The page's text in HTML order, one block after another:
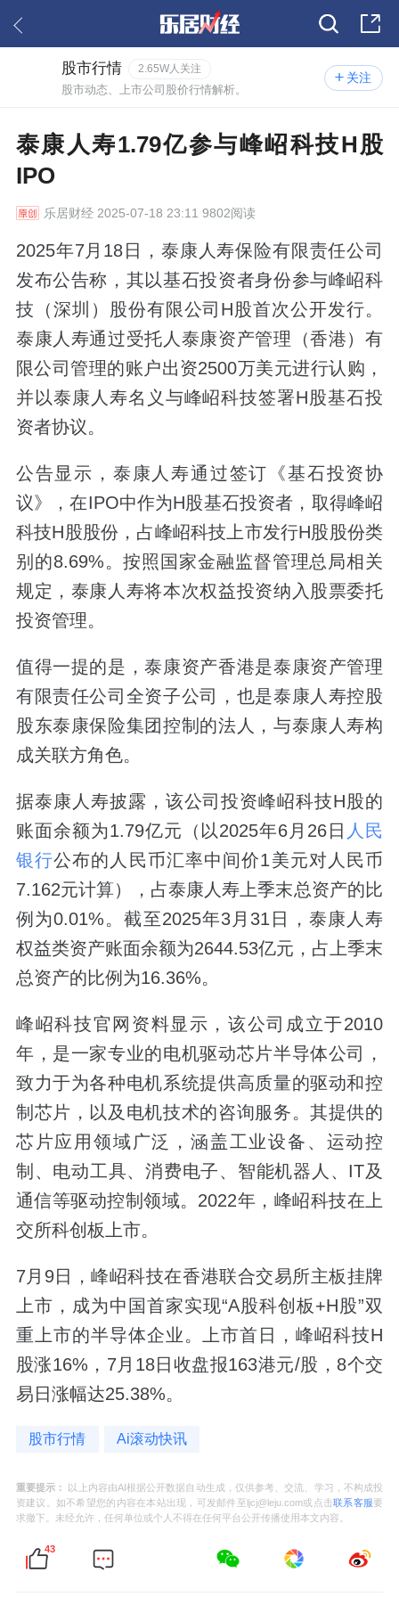
关注
股市行情 2.65W人关注
股市动态、上市公司股价行情解析。
泰康人寿1.79亿参与峰岹科技H股
IPO
乐居财经2025-07-18 23:11 9802阅读
2025年7月18日，泰康人寿保险有限责任公司
发布公告称，其以基石投资者身份参与峰岹科
技（深圳）股份有限公司H股首次公开发行。
泰康人寿通过受托人泰康资产管理（香港）有
限公司管理的账户出资2500万美元进行认购，
并以泰康人寿名义与峰岹科技签署H股基石投
资者协议。
公告显示，泰康人寿通过签订《基石投资协
议》，在IPO中作为H股基石投资者，取得峰岹
科技H股股份，占峰岹科技上市发行H股股份类
别的8.69%。按照国家金融监督管理总局相关
规定，泰康人寿将本次权益投资纳入股票委托
投资管理。
值得一提的是，泰康资产香港是泰康资产管理
有限责任公司全资子公司，也是泰康人寿控股
股东泰康保险集团控制的法人，与泰康人寿构
成关联方角色。
据泰康人寿披露，该公司投资峰岹科技H股的
账面余额为1.79亿元（以2025年6月26日 人民
银行公布的人民币汇率中间价1美元对人民币
7.162元计算），占泰康人寿上季末总资产的比
例为0.01%。截至2025年3月31日，泰康人寿
权益类资产账面余额为2644.53亿元，占上季末
总资产的比例为16.36%。
峰岹科技官网资料显示，该公司成立于2010
年，是一家专业的电机驱动芯片半导体公司，
致力于为各种电机系统提供高质量的驱动和控
制芯片，以及电机技术的咨询服务。其提供的
芯片应用领域广泛，涵盖工业设备、运动控
制、电动工具、消费电子、智能机器人、IT及
通信等驱动控制领域。2022年，峰岹科技在上
交所科创板上市。
7月9日，峰岹科技在香港联合交易所主板挂牌
上市，成为中国首家实现“A股科创板+H股”双
重上市的半导体企业。上市首日，峰岹科技H
股涨16%，7月18日收盘报163港元/股，8个交
易日涨幅达25.38%。
股市行情 Ai滚动快讯
重要提示：
以上内容由AI根据公开数据自动生成，仅供参考、交流、学习，不构成投
资建议。如不希望您的内容在本站出现，可发邮件至ljcj@leju.com或点击联系客服要
求撤下。未经允许，任何单位或个人不得在任何平台公开传播使用本文内容。
43